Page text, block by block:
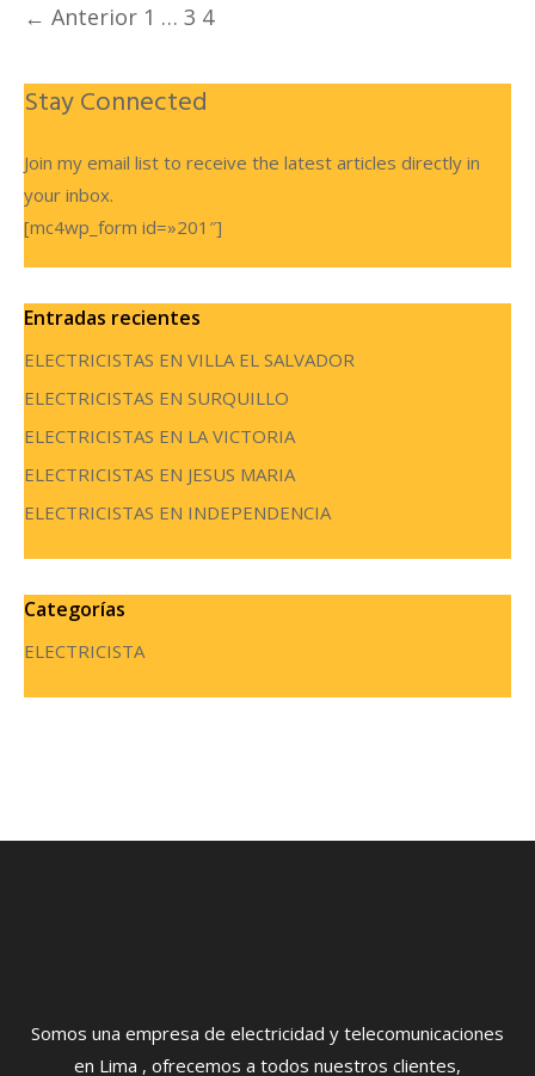
Navegación
entradas
← Anterior 1 … 3 4
Stay Connected
Join my email list to receive the latest articles directly in
your inbox.
[mc4wp_form id=»201″]
Entradas recientes
ELECTRICISTAS EN VILLA EL SALVADOR
ELECTRICISTAS EN SURQUILLO
ELECTRICISTAS EN LA VICTORIA
ELECTRICISTAS EN JESUS MARIA
ELECTRICISTAS EN INDEPENDENCIA
Categorías
ELECTRICISTA
Somos una empresa de electricidad y telecomunicaciones
en Lima , ofrecemos a todos nuestros clientes,